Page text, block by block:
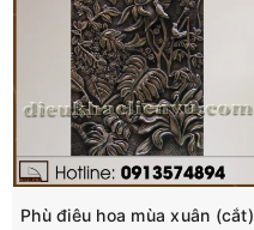
Phù điêu hoa mùa xuân (cắt)